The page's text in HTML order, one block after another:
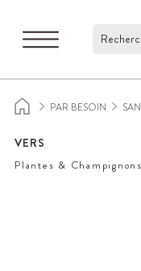
PAR BESOIN
VERS
Plantes & Champignons